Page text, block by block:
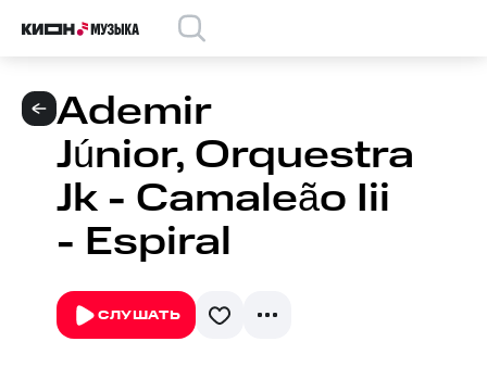
Ademir
Júnior, Orquestra
Jk - Camaleão Iii
- Espiral
СЛУШАТЬ